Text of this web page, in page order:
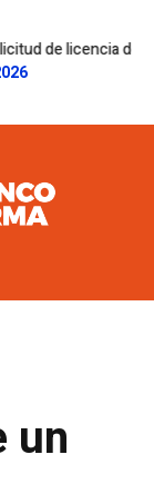
de Gregorini
un